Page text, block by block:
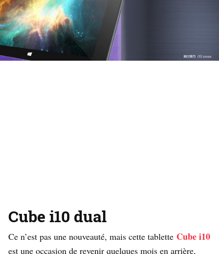
Cube i10 dual
Ce n’est pas une nouveauté, mais cette tablette Cube i10
est une occasion de revenir quelques mois en arrière,